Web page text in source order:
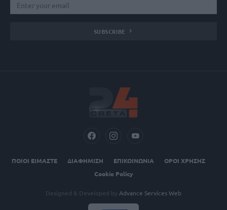
SUBSCRIBE
ΠΟΙΟΙ ΕΙΜΑΣΤΕ ΔΙΑΦΗΜΙΣΗ ΕΠΙΚΟΙΝΩΝΙΑ
ΟΡΟΙ ΧΡΗΣΗΣ
Cookie Policy
Designed & Developed by Advance Services Web